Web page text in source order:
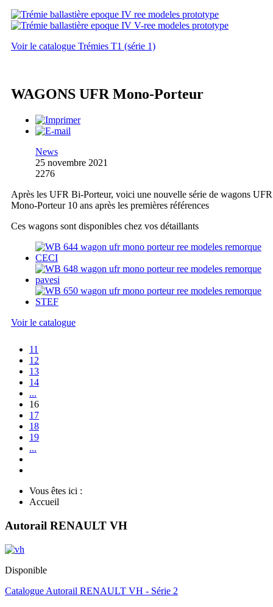
Voir le catalogue Trémies T1 (série 1)
WAGONS UFR Mono-Porteur
News
25 novembre 2021
2276
Après les UFR Bi-Porteur, voici une nouvelle série de wagons UFR
Mono-Porteur 10 ans après les premières références
Ces wagons sont disponibles chez vos détaillants
Voir le catalogue
11
12
13
14
...
16
17
18
19
...
Vous êtes ici :
Accueil
Autorail RENAULT VH
Disponible
Catalogue Autorail RENAULT VH - Série 2